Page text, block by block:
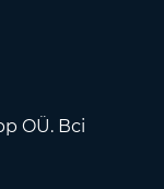
OÜ. Всі